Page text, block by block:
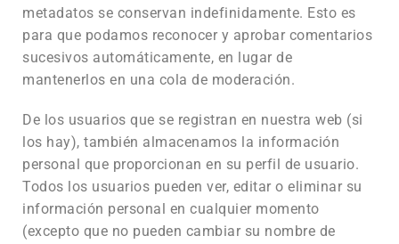
metadatos se conservan indefinidamente. Esto es
para que podamos reconocer y aprobar comentarios
sucesivos automáticamente, en lugar de
mantenerlos en una cola de moderación.
De los usuarios que se registran en nuestra web (si
los hay), también almacenamos la información
personal que proporcionan en su perfil de usuario.
Todos los usuarios pueden ver, editar o eliminar su
información personal en cualquier momento
(excepto que no pueden cambiar su nombre de